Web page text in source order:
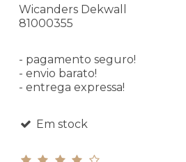
Wicanders Dekwall
81000355
- pagamento seguro!
- envio barato!
- entrega expressa!
Em stock